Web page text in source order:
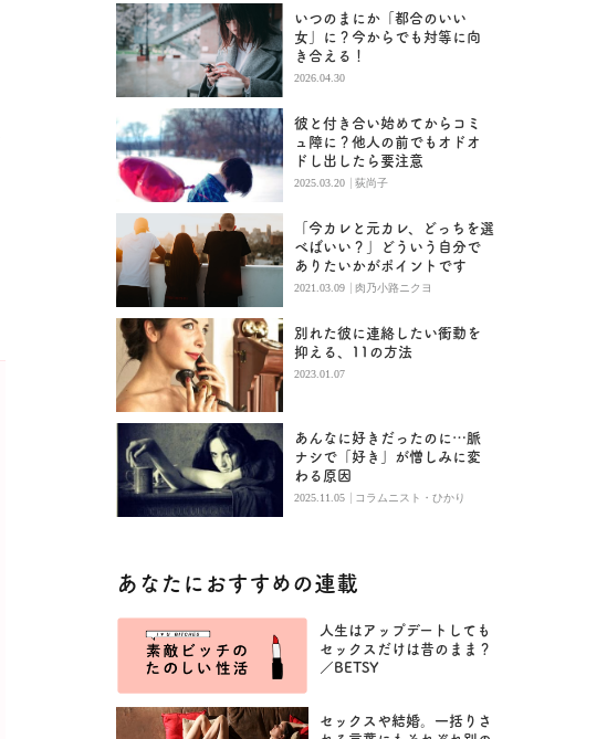
いつのまにか「都合のいい
女」に？今からでも対等に向
き合える！
2026.04.30
彼と付き合い始めてからコミ
ュ障に？他人の前でもオドオ
ドし出したら要注意
2025.03.20 | 荻尚子
「今カレと元カレ、どっちを選
べばいい？」どういう自分で
ありたいかがポイントです
2021.03.09 | 肉乃小路ニクヨ
別れた彼に連絡したい衝動を
抑える、11の方法
2023.01.07
あんなに好きだったのに…脈
ナシで「好き」が憎しみに変
わる原因
2025.11.05 | コラムニスト・ひかり
あなたにおすすめの連載
人生はアップデートしても
セックスだけは昔のまま？
／BETSY
セックスや結婚。一括りさ